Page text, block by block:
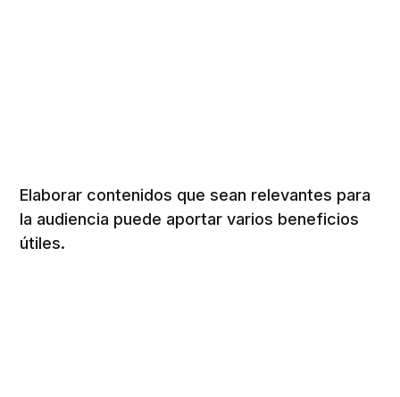
Elaborar contenidos que sean relevantes para
la audiencia puede aportar varios beneficios
útiles.